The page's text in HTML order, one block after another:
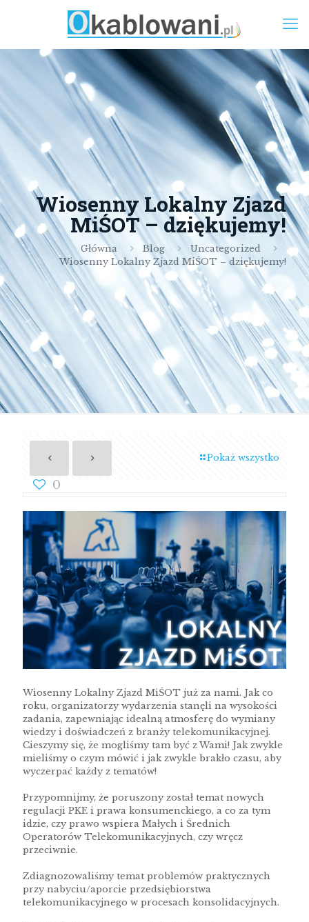
Wiosenny Lokalny Zjazd
MiŚOT – dziękujemy!
Główna Blog
Uncategorized
Wiosenny Lokalny Zjazd MiŚOT – dziękujemy!
Pokaż wszystko
0
Wiosenny Lokalny Zjazd MiŚOT już za nami. Jak co
roku, organizatorzy wydarzenia stanęli na wysokości
zadania, zapewniając idealną atmosferę do wymiany
wiedzy i doświadczeń z branży telekomunikacyjnej.
Cieszymy się, że mogliśmy tam być z Wami! Jak zwykle
mieliśmy o czym mówić i jak zwykle brakło czasu, aby
wyczerpać każdy z tematów!
Przypomnijmy, że poruszony został temat nowych
regulacji PKE i prawa konsumenckiego, a co za tym
idzie, czy prawo wspiera Małych i Średnich
Operatorów Telekomunikacyjnych, czy wręcz
przeciwnie.
Zdiagnozowaliśmy temat problemów praktycznych
przy nabyciu/aporcie przedsiębiorstwa
telekomunikacyjnego w procesach konsolidacyjnych.